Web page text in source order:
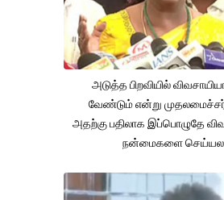
அடுத்த பிறவியில்
வேண்டும் என்று முதலமைச்சர்
அதற்கு பதிலாக இப்பொழுதே
நன்மைகளை